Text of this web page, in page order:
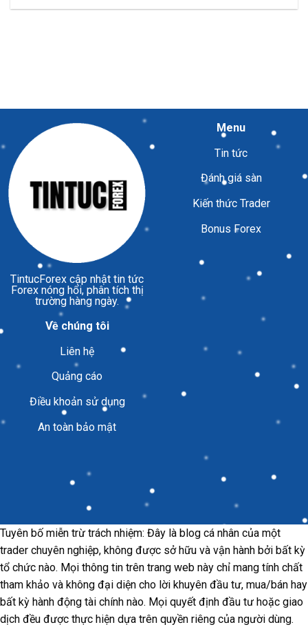
TintucForex cập nhật tin tức
Forex nóng hổi, phân tích thị
trường hàng ngày.
Menu
Tin tức
Đánh giá sàn
Kiến thức Trader
Bonus Forex
Về chúng tôi
Liên hệ
Quảng cáo
Điều khoản sử dụng
An toàn bảo mật
Tuyên bố miễn trừ trách nhiệm: Đây là blog cá nhân của một
trader chuyên nghiệp, không được sở hữu và vận hành bởi bất kỳ
tổ chức nào. Mọi thông tin trên trang web này chỉ mang tính chất
tham khảo và không đại diện cho lời khuyên đầu tư, mua/bán hay
bất kỳ hành động tài chính nào. Mọi quyết định đầu tư hoặc giao
dịch đều được thực hiện dựa trên quyền riêng của người dùng.